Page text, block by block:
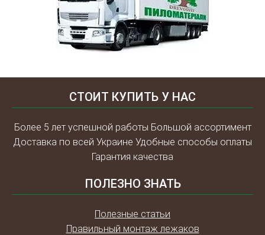
СТОИТ КУПИТЬ У НАС
Более 5 лет успешной работы Большой ассортимент
Доставка по всей Украине Удобные способы оплаты
Гарантия качества
ПОЛЕЗНО ЗНАТЬ
Полезные статьи
Правильный монтаж лежаков